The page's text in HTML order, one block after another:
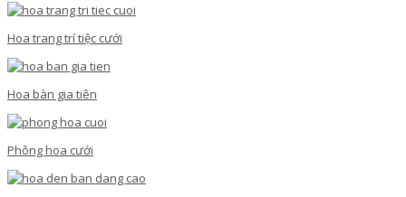
Hoa trang trí tiệc cưới
Hoa bàn gia tiên
Phông hoa cưới